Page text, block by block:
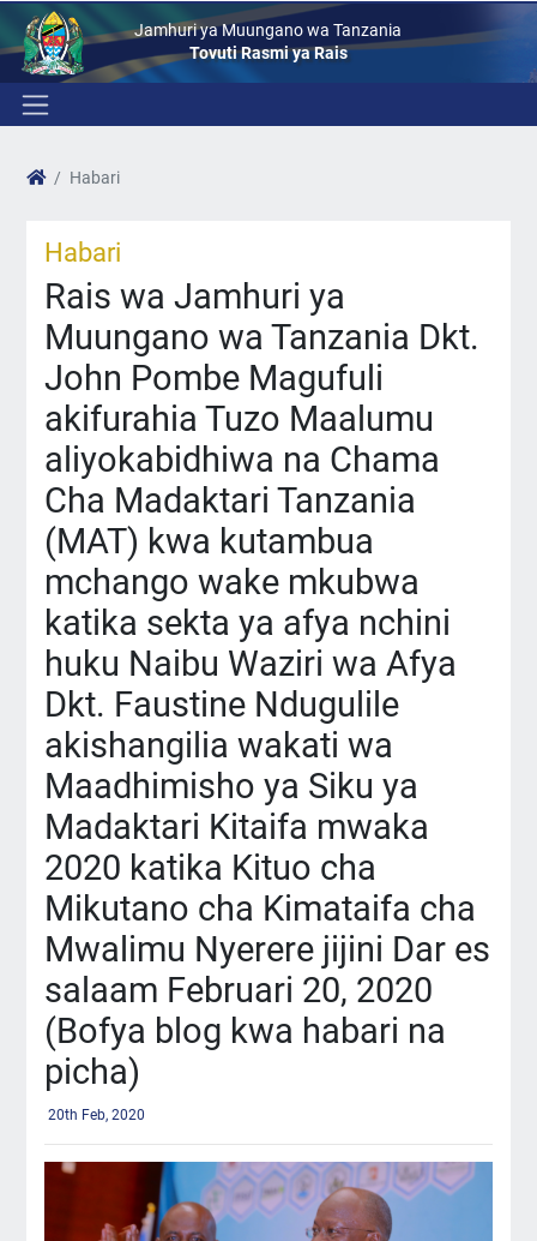
Jamhuri ya Muungano wa Tanzania
Tovuti Rasmi ya Rais
Habari
Habari
Rais wa Jamhuri ya
Muungano wa Tanzania Dkt.
John Pombe Magufuli
akifurahia Tuzo Maalumu
aliyokabidhiwa na Chama
Cha Madaktari Tanzania
(MAT) kwa kutambua
mchango wake mkubwa
katika sekta ya afya nchini
huku Naibu Waziri wa Afya
Dkt. Faustine Ndugulile
akishangilia wakati wa
Maadhimisho ya Siku ya
Madaktari Kitaifa mwaka
2020 katika Kituo cha
Mikutano cha Kimataifa cha
Mwalimu Nyerere jijini Dar es
salaam Februari 20, 2020
(Bofya blog kwa habari na
picha)
20th Feb, 2020